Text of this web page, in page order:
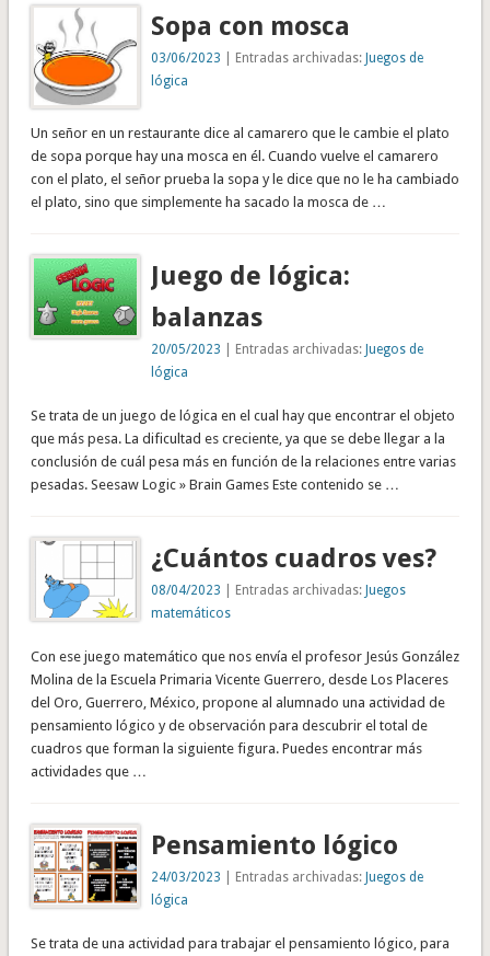
Sopa con mosca
03/06/2023 | Entradas archivadas:Juegos de
lógica
Un señor en un restaurante dice al camarero que le cambie el plato
de sopa porque hay una mosca en él. Cuando vuelve el camarero
con el plato, el señor prueba la sopa y le dice que no le ha cambiado
el plato, sino que simplemente ha sacado la mosca de …
Juego de lógica:
balanzas
20/05/2023 | Entradas archivadas: Juegos de
lógica
Se trata de un juego de lógica en el cual hay que encontrar el objeto
que más pesa. La dificultad es creciente, ya que se debe llegar a la
conclusión de cuál pesa más en función de la relaciones entre varias
pesadas. Seesaw Logic » Brain Games Este contenido se …
¿Cuántos cuadros ves?
08/04/2023 | Entradas archivadas: Juegos
matemáticos
Con ese juego matemático que nos envía el profesor Jesús González
Molina de la Escuela Primaria Vicente Guerrero, desde Los Placeres
del Oro, Guerrero, México, propone al alumnado una actividad de
pensamiento lógico y de observación para descubrir el total de
cuadros que forman la siguiente figura. Puedes encontrar más
actividades que …
Pensamiento lógico
24/03/2023 | Entradas archivadas: Juegos de
lógica
Se trata de una actividad para trabajar el pensamiento lógico, para